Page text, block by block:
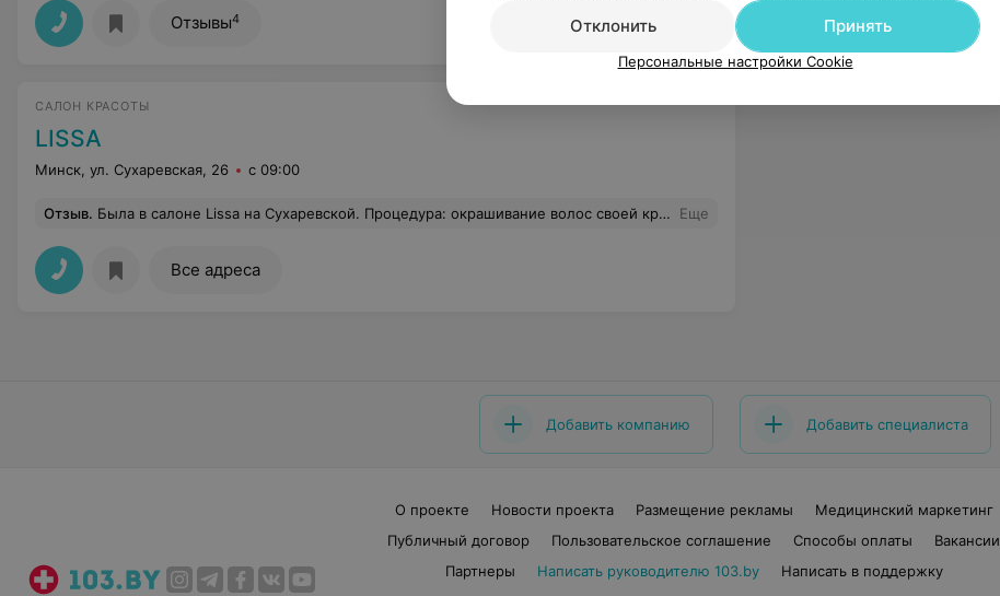
Отзывы4
САЛОН КРАСОТЫ
LISSA
Минск, ул. Сухаревская, 26 с 09:00
Отзыв. Была в салоне Lissa на Сухаревской. Процедура: окрашивание волос своей краской. Перед посещением позвонила и спросила цену. Сказали 185 тыс. Я ещё задала уточняющие вопросы: и покраска, и мытьё, и укладка - всё 185 тыс., мне ответили: - Да, весь комплекс! По итогу мне озвучили 240 тысяч. Сказали, что мне сушили волосы - это дополнительная услуга. Но моё возражение сказали, что мне отвечал не опытный сотрудник. Извиняться за сотрудника не стали. Жаль... Салон новый, но уже одного клиента потерял. p.s. я не жадная, я не люблю, когда вводят в заблуждение, кроме этого была моральна готова к такому финалу, так как некоторые мои знакомые уже так "обжигались", а девушке администратору, которая работала 18.04.2015 г. пожелание - будьте дружелюбнее!!! Еще
Все адреса
Добавить компанию Добавить специалиста
О проекте Новости проекта Размещение рекламы
Медицинский маркетинг
Публичный договор
Пользовательское соглашение Способы оплаты
Вакансии
Партнеры
Написать руководителю 103.by
Написать в поддержку
Отклонить
Принять
Персональные настройки Cookie